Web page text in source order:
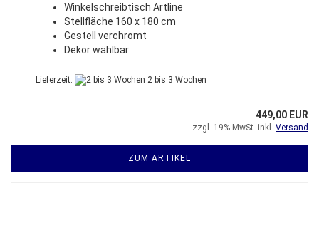
Winkelschreibtisch Artline
Stellfläche 160 x 180 cm
Gestell verchromt
Dekor wählbar
Lieferzeit: 2 bis 3 Wochen
449,00 EUR
zzgl. 19% MwSt. inkl. Versand
ZUM ARTIKEL